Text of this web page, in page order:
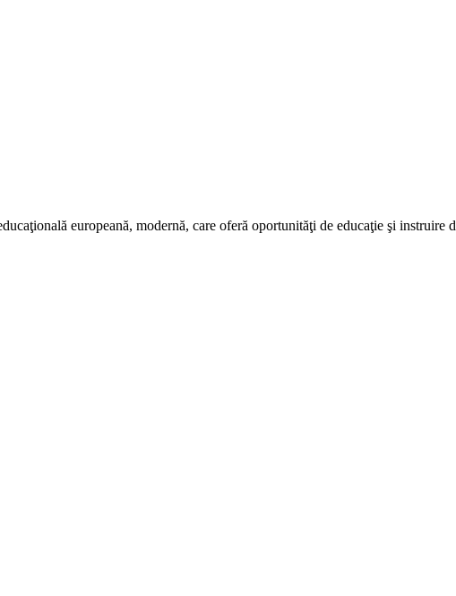
europeană, modernă, care oferă oportunităţi de educaţie şi instruire